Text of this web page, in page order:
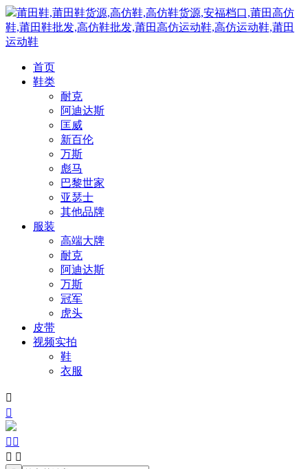
莆田鞋,莆田鞋货源,高仿鞋,高仿鞋货源,安福档口,莆田高仿
鞋,莆田鞋批发,高仿鞋批发,莆田高仿运动鞋,高仿运动鞋,莆田
运动鞋
首页
鞋类
耐克
阿迪达斯
匡威
新百伦
万斯
彪马
巴黎世家
亚瑟士
其他品牌
服装
高端大牌
耐克
阿迪达斯
万斯
冠军
虎头
皮带
视频实拍
鞋
衣服


 
 